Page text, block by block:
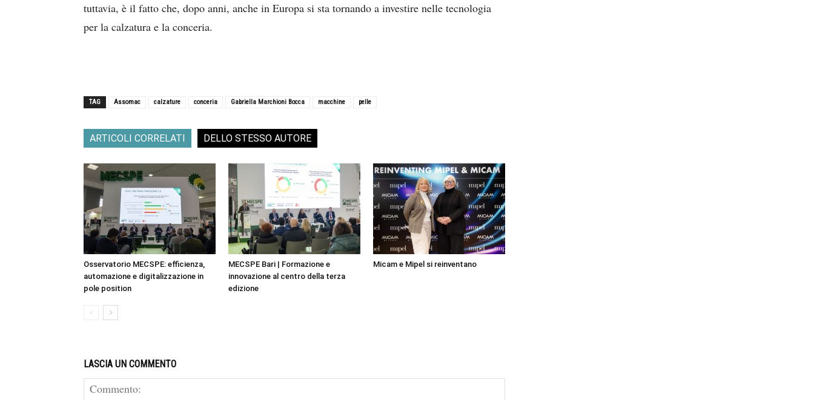
tuttavia, è il fatto che, dopo anni, anche in Europa si sta tornando a investire nelle tecnologia
per la calzatura e la conceria.
TAG Assomac calzature conceria Gabriella Marchioni Bocca macchine pelle
ARTICOLI CORRELATI DELLO STESSO AUTORE
Osservatorio MECSPE: efficienza,
automazione e digitalizzazione in
pole position
MECSPE Bari | Formazione e
innovazione al centro della terza
edizione
Micam e Mipel si reinventano
LASCIA UN COMMENTO